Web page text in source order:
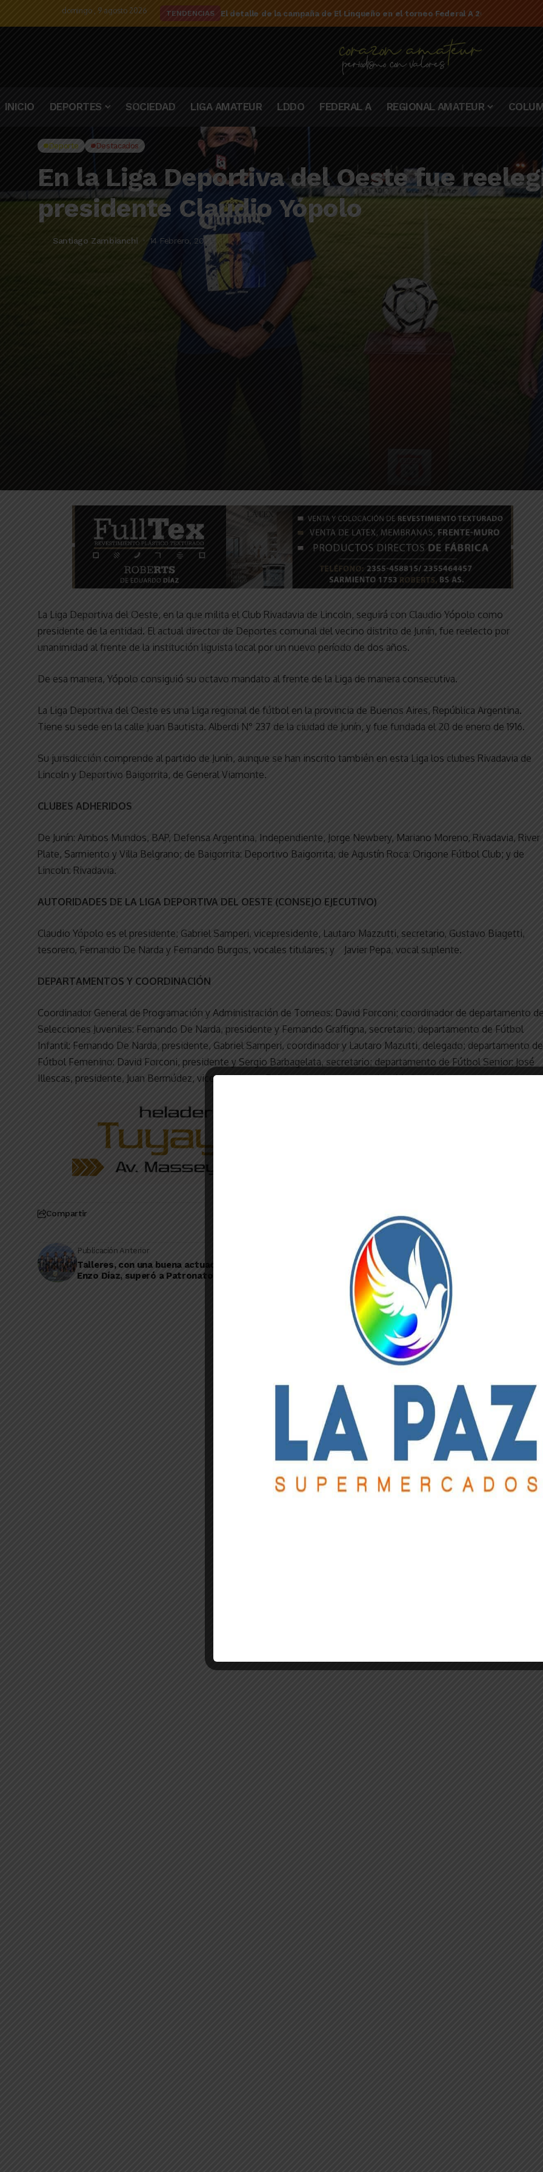
domingo , 9 agosto 2026 TENDENCIAS El delantero pintense Ramiro Barisoni metió cuatro goles en un mismo partido
INICIO DEPORTES SOCIEDAD LIGA AMATEUR LDDO FEDERAL A REGIONAL AMATEUR
Deporte Destacados
En la Liga Deportiva del Oeste fue
presidente Claudio Yópolo
Santiago Zambianchi 14 Febrero, 2021
La Liga Deportiva del Oeste, en la que milita el Club Rivadavia de Lincoln, seguirá con Claudio Yópolo como
presidente de la entidad. El actual director de Deportes comunal del vecino distrito de Junín, fue reelecto por
unanimidad al frente de la institución liguista local por un nuevo período de dos años.
De esa manera, Yópolo consiguió su octavo mandato al frente de la Liga de manera consecutiva.
La Liga Deportiva del Oeste es una Liga regional de fútbol en la provincia de Buenos Aires, República Argentina.
Tiene su sede en la calle Juan Bautista. Alberdi N° 237 de la ciudad de Junín, y fue fundada el 20 de enero de 1916.
Su jurisdicción comprende al partido de Junín, aunque se han inscrito también en esta Liga los clubes Rivadavia de
Lincoln y Deportivo Baigorrita, de General Viamonte.
CLUBES ADHERIDOS
De Junín: Ambos Mundos, BAP, Defensa Argentina, Independiente, Jorge Newbery, Mariano Moreno, Rivadavia, River
Plate, Sarmiento y Villa Belgrano; de Baigorrita: Deportivo Baigorrita; de Agustín Roca: Origone Fútbol Club; y de
Lincoln: Rivadavia.
AUTORIDADES DE LA LIGA DEPORTIVA DEL OESTE (CONSEJO EJECUTIVO)
Claudio Yópolo es el presidente; Gabriel Samperi, vicepresidente, Lautaro Mazzutti, secretario, Gustavo Biagetti,
tesorero, Fernando De Narda y Fernando Burgos, vocales titulares; y Javier Pepa, vocal suplente.
DEPARTAMENTOS Y COORDINACIÓN
Coordinador General de Programación y Administración de Torneos: David Forconi; coordinador de departamento
Selecciones Juveniles: Fernando De Narda, presidente y Fernando Graffigna, secretario; departamento de Fútbol
Infantil: Fernando De Narda, presidente, Gabriel Samperi, coordinador y Lautaro Mazutti, delegado; departamento de
Fútbol Femenino: David Forconi, presidente y Sergio Barbagelata, secretario; departamento de Fútbol Senior: José
Illescas, presidente, Juan Bermúdez, vicepresidente, Roberto Ayerbe, secretario y Mariano Vila, tesorero.
Compartir
Publicación Anterior
Talleres, con una buena actuación del linqueño
Enzo Díaz, superó a Patronato en su estreno
Publicación Siguiente
El camión de “Pastas y Lácteos para todos”
llega a Lincoln y localidades